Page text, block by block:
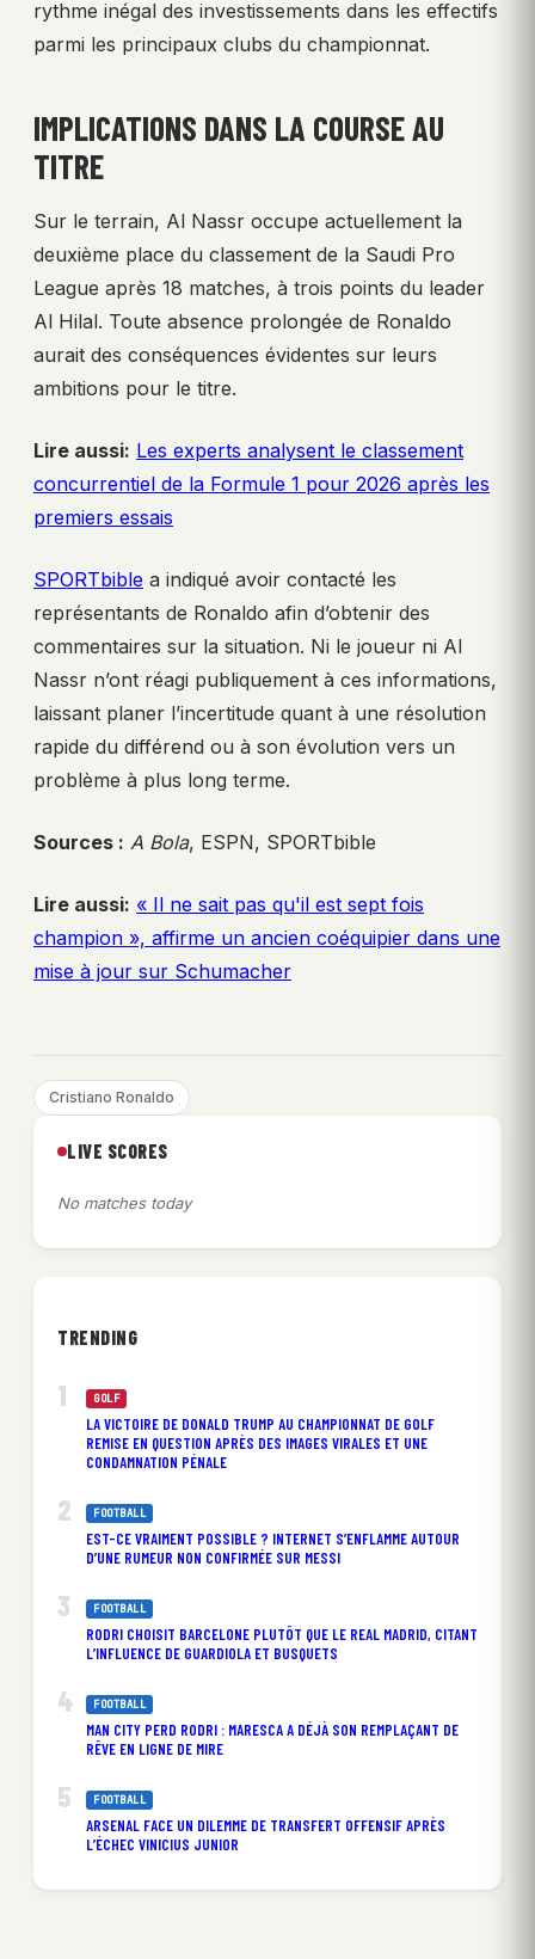
rythme inégal des investissements dans les effectifs
parmi les principaux clubs du championnat.
IMPLICATIONS DANS LA COURSE AU
TITRE
Sur le terrain, Al Nassr occupe actuellement la
deuxième place du classement de la Saudi Pro
League après 18 matches, à trois points du leader
Al Hilal. Toute absence prolongée de Ronaldo
aurait des conséquences évidentes sur leurs
ambitions pour le titre.
Lire aussi: Les experts analysent le classement
concurrentiel de la Formule 1 pour 2026 après les
premiers essais
SPORTbible a indiqué avoir contacté les
représentants de Ronaldo afin d’obtenir des
commentaires sur la situation. Ni le joueur ni Al
Nassr n’ont réagi publiquement à ces informations,
laissant planer l’incertitude quant à une résolution
rapide du différend ou à son évolution vers un
problème à plus long terme.
Sources : A Bola, ESPN, SPORTbible
Lire aussi: « Il ne sait pas qu'il est sept fois
champion », affirme un ancien coéquipier dans une
mise à jour sur Schumacher
Cristiano Ronaldo
LIVE SCORES
No matches today
TRENDING
GOLF
LA VICTOIRE DE DONALD TRUMP AU CHAMPIONNAT DE GOLF
REMISE EN QUESTION APRÈS DES IMAGES VIRALES ET UNE
CONDAMNATION PÉNALE
FOOTBALL
EST-CE VRAIMENT POSSIBLE ? INTERNET S’ENFLAMME AUTOUR
D’UNE RUMEUR NON CONFIRMÉE SUR MESSI
FOOTBALL
RODRI CHOISIT BARCELONE PLUTÔT QUE LE REAL MADRID, CITANT
L’INFLUENCE DE GUARDIOLA ET BUSQUETS
FOOTBALL
MAN CITY PERD RODRI : MARESCA A DÉJÀ SON REMPLAÇANT DE
RÊVE EN LIGNE DE MIRE
FOOTBALL
ARSENAL FACE UN DILEMME DE TRANSFERT OFFENSIF APRÈS
L’ÉCHEC VINICIUS JUNIOR